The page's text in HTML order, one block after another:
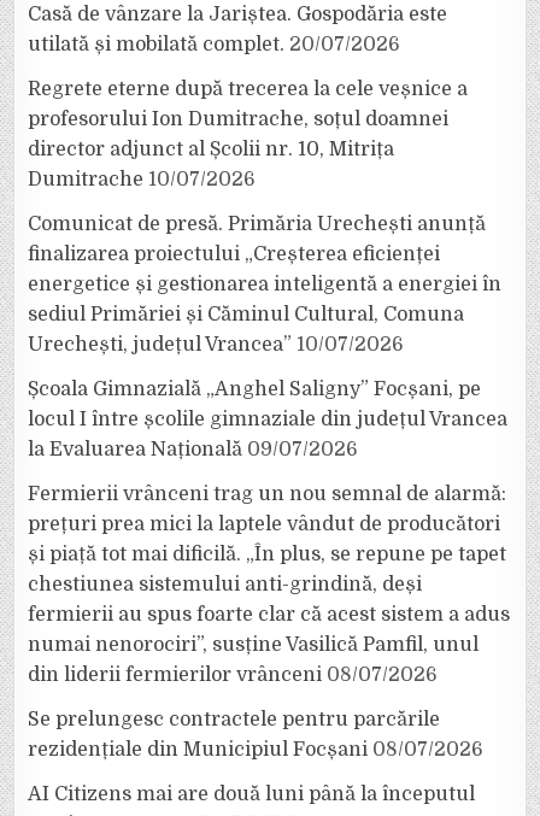
Casă de vânzare la Jariștea. Gospodăria este
utilată și mobilată complet. 20/07/2026
Regrete eterne după trecerea la cele veșnice a
profesorului Ion Dumitrache, soțul doamnei
director adjunct al Școlii nr. 10, Mitrița
Dumitrache 10/07/2026
Comunicat de presă. Primăria Urechești anunță
finalizarea proiectului „Creșterea eficienței
energetice și gestionarea inteligentă a energiei în
sediul Primăriei și Căminul Cultural, Comuna
Urechești, județul Vrancea” 10/07/2026
Școala Gimnazială „Anghel Saligny” Focșani, pe
locul I între școlile gimnaziale din județul Vrancea
la Evaluarea Națională 09/07/2026
Fermierii vrânceni trag un nou semnal de alarmă:
prețuri prea mici la laptele vândut de producători
și piață tot mai dificilă. „În plus, se repune pe tapet
chestiunea sistemului anti-grindină, deși
fermierii au spus foarte clar că acest sistem a adus
numai nenorociri”, susține Vasilică Pamfil, unul
din liderii fermierilor vrânceni 08/07/2026
Se prelungesc contractele pentru parcările
rezidențiale din Municipiul Focșani 08/07/2026
AI Citizens mai are două luni până la începutul